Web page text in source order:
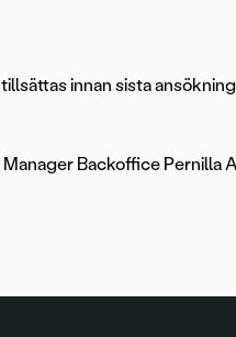
innan sista
Backoffice Pernilla